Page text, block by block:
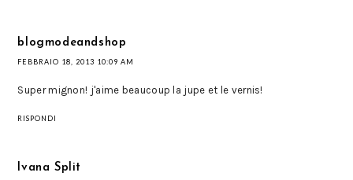
blogmodeandshop
FEBBRAIO 18, 2013 10:09 AM
Super mignon! j'aime beaucoup la jupe et le vernis!
RISPONDI
Ivana Split